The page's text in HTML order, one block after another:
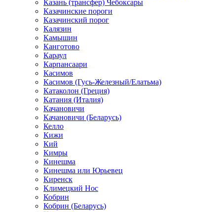
Казань (трансфер) Чебоксары
Казачинские пороги
Казачинский порог
Калязин
Камышин
Канготово
Караул
Карпансаари
Касимов
Касимов (Гусь-Железный/Елатьма)
Катаколон (Греция)
Катания (Италия)
Качановичи
Качановичи (Беларусь)
Келло
Кижи
Кий
Кимры
Кинешма
Кинешма или Юрьевец
Киренск
Климецкий Нос
Кобрин
Кобрин (Беларусь)